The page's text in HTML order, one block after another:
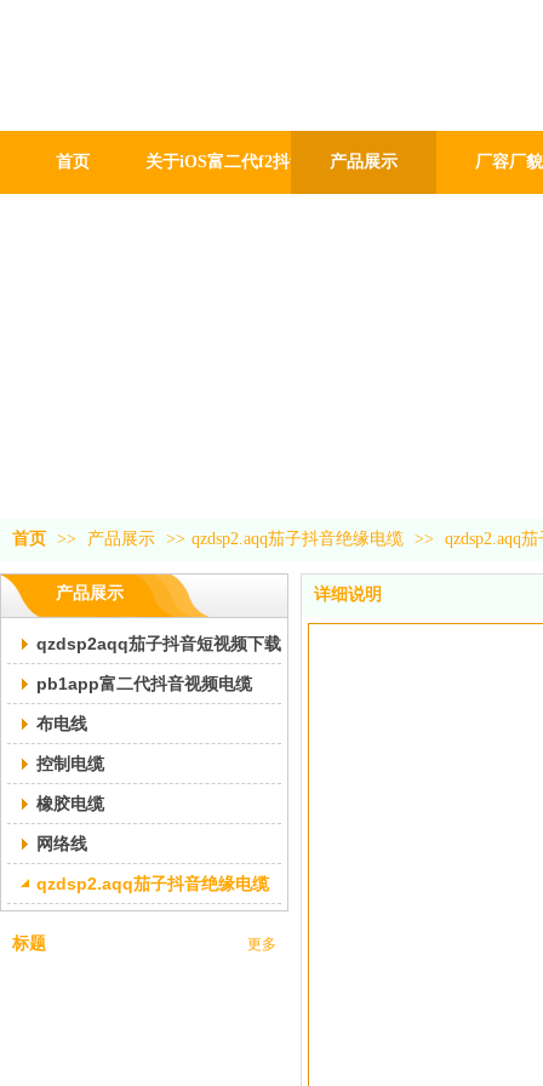
GUANG DONG GABLE
首页 关于iOS富二代f2抖音 产品展示 厂容厂貌
首页 >> 产品展示 >> qzdsp2.aqq茄子抖音绝缘电缆 >> qzdsp2.aqq
产品展示
qzdsp2aqq茄子抖音短视频下载交联pb1app富二代抖音视频电缆
pb1app富二代抖音视频电缆
布电线
控制电缆
橡胶电缆
网络线
qzdsp2.aqq茄子抖音绝缘电缆
标题 更多
详细说明